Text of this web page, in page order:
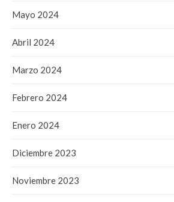
Mayo 2024
Abril 2024
Marzo 2024
Febrero 2024
Enero 2024
Diciembre 2023
Noviembre 2023